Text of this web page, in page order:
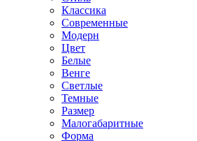
Классика
Современные
Модерн
Цвет
Белые
Венге
Светлые
Темные
Размер
Малогабаритные
Форма